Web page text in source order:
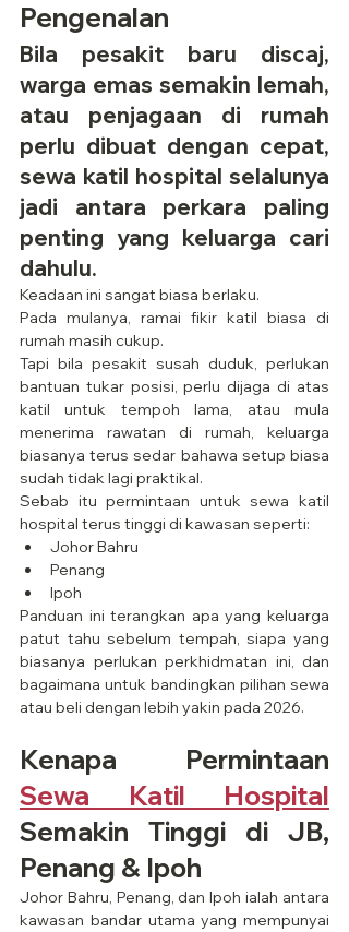
Pengenalan
Bila pesakit baru discaj,
warga emas semakin lemah,
atau penjagaan di rumah
perlu dibuat dengan cepat,
sewa katil hospital selalunya
jadi antara perkara paling
penting yang keluarga cari
dahulu.
Keadaan ini sangat biasa berlaku.
Pada mulanya, ramai fikir katil biasa di
rumah masih cukup.
Tapi bila pesakit susah duduk, perlukan
bantuan tukar posisi, perlu dijaga di atas
katil untuk tempoh lama, atau mula
menerima rawatan di rumah, keluarga
biasanya terus sedar bahawa setup biasa
sudah tidak lagi praktikal.
Sebab itu permintaan untuk sewa katil
hospital terus tinggi di kawasan seperti:
Johor Bahru
Penang
Ipoh
Panduan ini terangkan apa yang keluarga
patut tahu sebelum tempah, siapa yang
biasanya perlukan perkhidmatan ini, dan
bagaimana untuk bandingkan pilihan sewa
atau beli dengan lebih yakin pada 2026.
Sewa Katil Hospital
Semakin Tinggi di JB,
Penang & Ipoh
Johor Bahru, Penang, dan Ipoh ialah antara
kawasan bandar utama yang mempunyai